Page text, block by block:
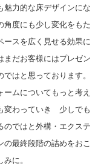
力的な床デザインにな
角度にも少し変化をもた
ースを広く見せる効果に
まだお客様にはプレゼン
はと思っております。
ムについてもっと考え
変わっていき 少しでも
のではと外構・エクステ
の最終段階の詰めをおこ
に。